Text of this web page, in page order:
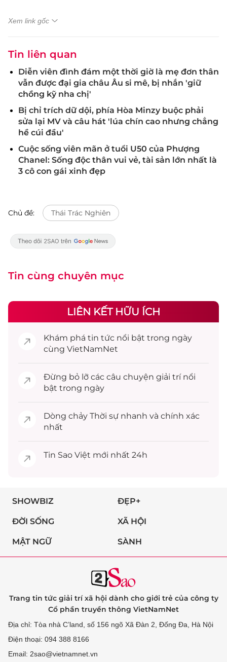
Xem link gốc
Tin liên quan
Diễn viên đình đám một thời giờ là mẹ đơn thân
vẫn được đại gia châu Âu si mê, bị nhắn 'giữ
chồng kỹ nha chị'
Bị chỉ trích dữ dội, phía Hòa Minzy buộc phải
sửa lại MV và câu hát 'lúa chín cao nhưng chẳng
hề cúi đầu'
Cuộc sống viên mãn ở tuổi U50 của Phượng
Chanel: Sống độc thân vui vẻ, tài sản lớn nhất là
3 cô con gái xinh đẹp
Chủ đề: Thái Trác Nghiên
Tin cùng chuyên mục
LIÊN KẾT HỮU ÍCH
Khám phá tin tức nổi bật trong ngày
cùng VietNamNet
Đừng bỏ lỡ các câu chuyện giải trínổi
bật trong ngày
Dòng chảy Thời sự nhanh và chính xác
nhất
Tin Sao Việt mới nhất 24h
SHOWBIZ ĐẸP+
ĐỜI SỐNG XÃ HỘI
MẬT NGỮ SÀNH
Trang tin tức giải trí xã hội dành cho giới trẻ của công ty
Cổ phần truyền thông VietNamNet
Địa chỉ: Tòa nhà C’land, số 156 ngõ Xã Đàn 2, Đống Đa, Hà Nội
Điện thoại: 094 388 8166
Email: 2sao@vietnamnet.vn